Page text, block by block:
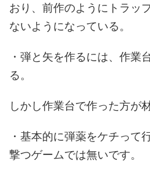
おり、前作のようにトラッ
ないようになっている。
・弾と矢を作るには、作業
る。
しかし作業台で作った方が
・基本的に弾薬をケチって
撃つゲームでは無いです。